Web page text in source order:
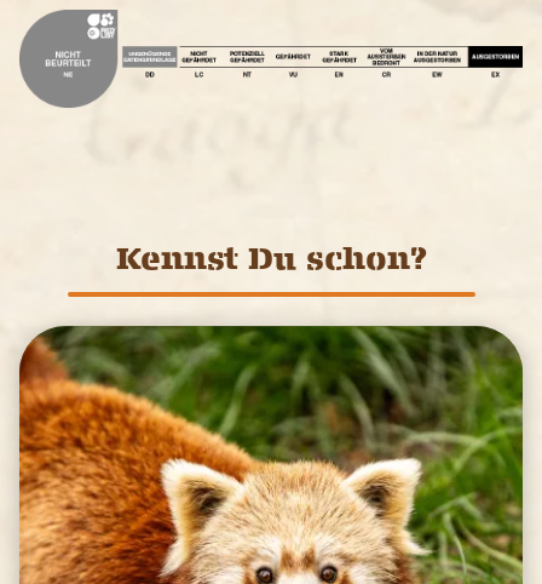
Kennst Du schon?